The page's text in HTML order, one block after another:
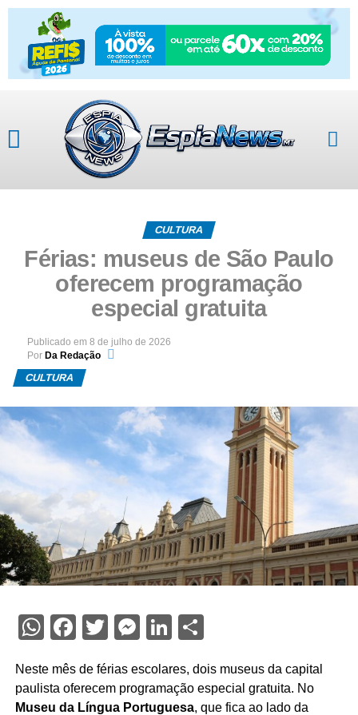
CULTURA
Férias: museus de São Paulo
oferecem programação
especial gratuita
Publicado em 8 de julho de 2026
Por Da Redação
CULTURA
WhatsApp
Facebook
Twitter
Messenger
LinkedIn
Share
Neste mês de férias escolares, dois museus da capital
paulista oferecem programação especial gratuita. No
Museu da Língua Portuguesa, que fica ao lado da